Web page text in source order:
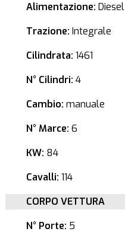
Alimentazione: Diesel
Trazione: Integrale
Cilindrata: 1461
N° Cilindri: 4
Cambio: manuale
N° Marce: 6
KW: 84
Cavalli: 114
CORPO VETTURA
N° Porte: 5